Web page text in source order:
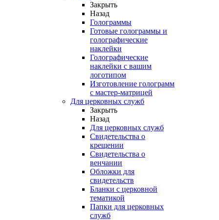
Закрыть
Назад
Голограммы
Готовые голограммы и
голографические
наклейки
Голографические
наклейки с вашим
логотипом
Изготовление голограмм
с мастер-матрицей
Для церковных служб
Закрыть
Назад
Для церковных служб
Свидетельства о
крещении
Свидетельства о
венчании
Обложки для
свидетельств
Бланки с церковной
тематикой
Папки для церковных
служб